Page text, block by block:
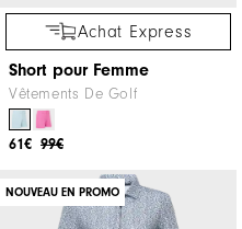
Achat Express
Short pour Femme
Vêtements De Golf
99€
61€
NOUVEAU EN PROMO